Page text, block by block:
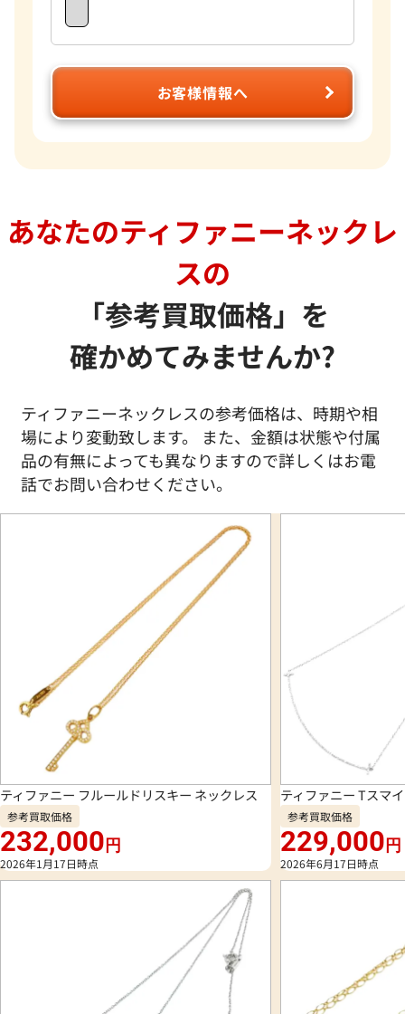
お客様情報へ
あなたのティファニーネックレ
スの
「参考買取価格」を
確かめてみませんか?
ティファニーネックレスの参考価格は、時期や相
場により変動致します。 また、金額は状態や付属
品の有無によっても異なりますので詳しくはお電
話でお問い合わせください。
ティファニー フルールドリスキー ネックレス
参考買取価格
232,000円
2026年1月17日時点
ティファニー Tスマ
参考買取価格
229,000円
2026年6月17日時点